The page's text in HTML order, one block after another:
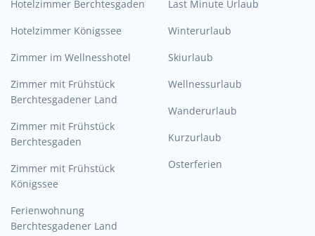
Hotelzimmer Berchtesgaden
Hotelzimmer Königssee
Zimmer im Wellnesshotel
Zimmer mit Frühstück
Berchtesgadener Land
Zimmer mit Frühstück
Berchtesgaden
Zimmer mit Frühstück
Königssee
Ferienwohnung
Berchtesgadener Land
Last Minute Urlaub
Winterurlaub
Skiurlaub
Wellnessurlaub
Wanderurlaub
Kurzurlaub
Osterferien